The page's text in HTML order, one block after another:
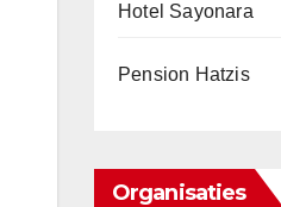
Hotel Sayonara
Pension Hatzis
Organisaties